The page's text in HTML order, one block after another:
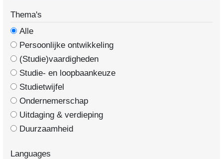
Thema's
Alle
Persoonlijke ontwikkeling
(Studie)vaardigheden
Studie- en loopbaankeuze
Studietwijfel
Ondernemerschap
Uitdaging & verdieping
Duurzaamheid
Languages